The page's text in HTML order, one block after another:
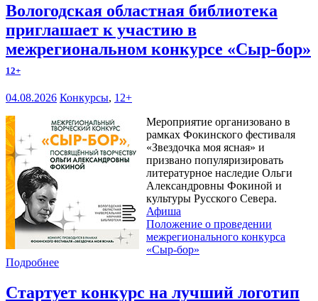
Вологодская областная библиотека
приглашает к участию в
межрегиональном конкурсе «Сыр-бор»
12+
04.08.2026 Конкурсы, 12+
Мероприятие организовано в
рамках Фокинского фестиваля
«Звездочка моя ясная» и
призвано популяризировать
литературное наследие Ольги
Александровны Фокиной и
культуры Русского Севера.
Афиша
Положение о проведении
межрегионального конкурса
«Сыр-бор»
Подробнее
Стартует конкурс на лучший логотип